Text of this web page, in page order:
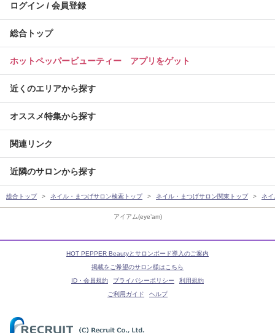
アイアム(eye’am)
ログイン / 会員登録
総合トップ
ホットペッパービューティー アプリをゲット
近くのエリアから探す
オススメ特集から探す
関連リンク
近隣のサロンから探す
総合トップ ネイル・まつげサロン検索トップ ネイル・まつげサロン関東トップ ネ
HOT PEPPER Beautyとサロンボード導入のご案内
掲載をご希望のサロン様はこちら
ID・会員規約
プライバシーポリシー
利用規約
ご利用ガイド
ヘルプ